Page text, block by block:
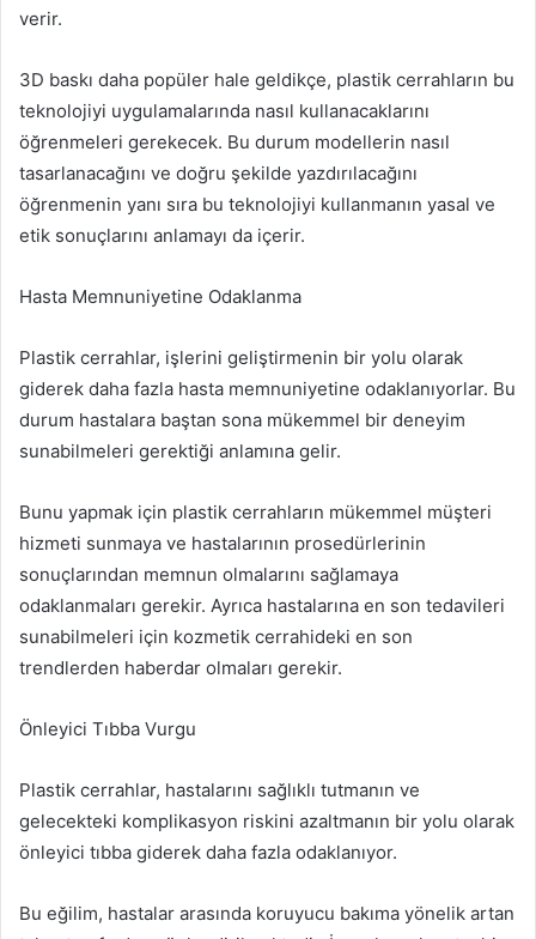
verir.
3D baskı daha popüler hale geldikçe, plastik cerrahların bu
teknolojiyi uygulamalarında nasıl kullanacaklarını
öğrenmeleri gerekecek. Bu durum modellerin nasıl
tasarlanacağını ve doğru şekilde yazdırılacağını
öğrenmenin yanı sıra bu teknolojiyi kullanmanın yasal ve
etik sonuçlarını anlamayı da içerir.
Hasta Memnuniyetine Odaklanma
Plastik cerrahlar, işlerini geliştirmenin bir yolu olarak
giderek daha fazla hasta memnuniyetine odaklanıyorlar. Bu
durum hastalara baştan sona mükemmel bir deneyim
sunabilmeleri gerektiği anlamına gelir.
Bunu yapmak için plastik cerrahların mükemmel müşteri
hizmeti sunmaya ve hastalarının prosedürlerinin
sonuçlarından memnun olmalarını sağlamaya
odaklanmaları gerekir. Ayrıca hastalarına en son tedavileri
sunabilmeleri için kozmetik cerrahideki en son
trendlerden haberdar olmaları gerekir.
Önleyici Tıbba Vurgu
Plastik cerrahlar, hastalarını sağlıklı tutmanın ve
gelecekteki komplikasyon riskini azaltmanın bir yolu olarak
önleyici tıbba giderek daha fazla odaklanıyor.
Bu eğilim, hastalar arasında koruyucu bakıma yönelik artan